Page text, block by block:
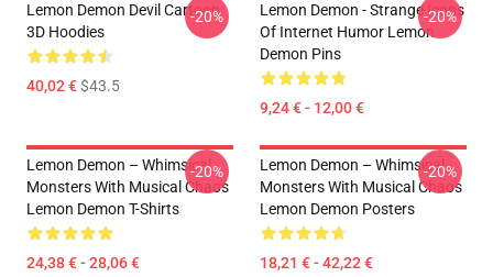
Lemon Demon Devil Cartoon
3D Hoodies
40,02 €$43.5
-20%
Lemon Demon - Strange Icons
Of Internet Humor Lemon
Demon Pins
9,24 € - 12,00 €
-20%
Lemon Demon – Whimsical
Monsters With Musical Chaos
Lemon Demon T-Shirts
24,38 € - 28,06 €
-20%
Lemon Demon – Whimsical
Monsters With Musical Chaos
Lemon Demon Posters
18,21 € - 42,22 €
-20%